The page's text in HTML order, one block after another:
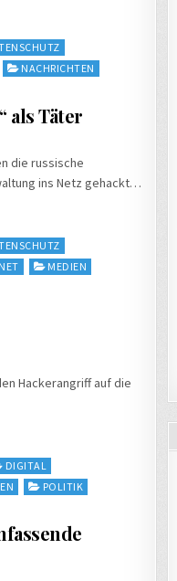
NACHRICHTEN
als Täter
die russische
ins Netz gehackt…
MEDIEN
Hackerangriff auf die
DIGITAL
POLITIK